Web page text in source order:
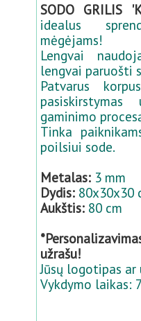
PANELIŲ TVOROS 3D-2D
PREKĖS KŪDIKIAMS
PREKĖS GYVŪNAMS
SODO GRILIS
idealus
mėgėjams!
Lengvai
lengvai paruošti
Patvarus
gaminimo
Tinka
poilsiui sode.
Metalas: 3 mm
Dydis: 80x30x30
Aukštis: 80 cm
užrašu!
Jūsų logotipas ar
Vykdymo laikas: